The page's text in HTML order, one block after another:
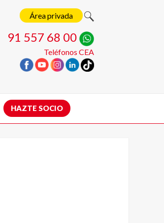
Área privada
91 557 68 00
Teléfonos CEA
HAZTE SOCIO